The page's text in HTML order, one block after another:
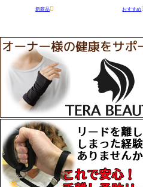
新商品 おすすめ